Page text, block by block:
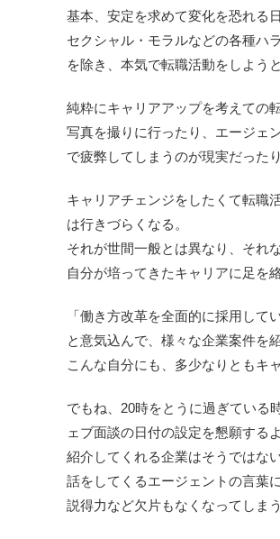
基本、安定を求めて変化を恐れる
セクシャル・モラルなどの各種ハ
を除き、本気で転職活動をしよう
純粋にキャリアアップを考えての
写真を撮りに行ったり、エージェ
で疲弊してしまうのが現実だった
キャリアチェンジをしたくて転職
は行きづらくなる。
それが世間一般とは異なり、それ
自分が培ってきたキャリアに足を
「働き方改革を全面的に採用して
と意気込んで、様々な企業案件を
こんな自分にも、多少なりともキ
でもね、20時をとうに過ぎている
ェブ面談の日付の設定を懇願する
紹介してくれる企業はそうではな
話をしてくるエージェントの言葉
説得力など欠片もなくなってしま